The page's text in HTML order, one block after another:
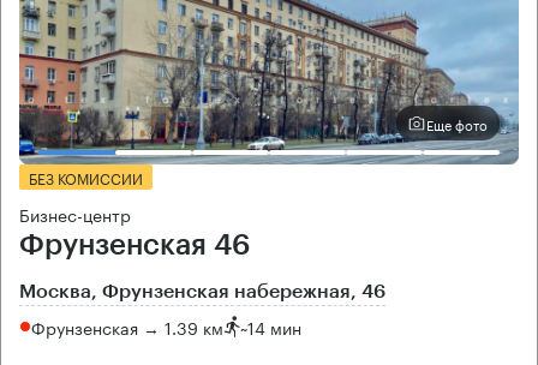
Еще фото
БЕЗ КОМИССИИ
Бизнес-центр
Фрунзенская 46
Москва, Фрунзенская набережная, 46
Фрунзенская → 1.39 км ~14 мин